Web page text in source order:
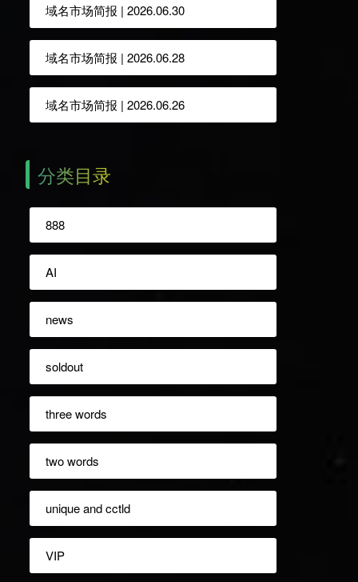
域名市场简报 | 2026.06.30
域名市场简报 | 2026.06.28
域名市场简报 | 2026.06.26
分类目录
888
AI
news
soldout
three words
two words
unique and cctld
VIP